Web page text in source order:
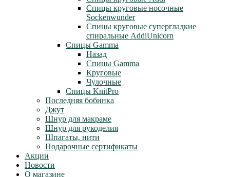
Спицы круговые носочные
Sockenwunder
Спицы круговые супергладкие
спиральные AddiUnicorn
Спицы Gamma
Назад
Спицы Gamma
Круговые
Чулочные
Спицы KnitPro
Последняя бобинка
Джут
Шнур для макраме
Шнур для рукоделия
Шпагаты, нити
Подарочные сертификаты
Акции
Новости
О магазине